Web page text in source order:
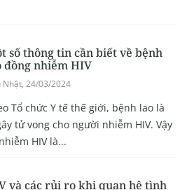
số thông tin cần biết về bệnh
đồng nhiễm HIV
Nhật, 24/03/2024
Tổ chức Y tế thế giới, bệnh lao là
tử vong cho người nhiễm HIV. Vậy
HIV là...
và các rủi ro khi quan hệ tình